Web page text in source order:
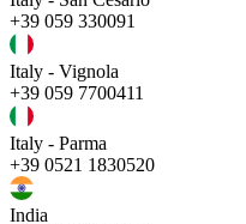
+39 059 330091
Italy - Vignola
+39 059 7700411
Italy - Parma
+39 0521 1830520
India